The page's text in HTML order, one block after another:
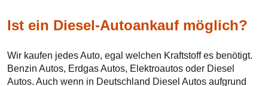
Ist ein Diesel-Autoankauf möglich?
Wir kaufen jedes Auto, egal welchen Kraftstoff es benötigt.
Benzin Autos, Erdgas Autos, Elektroautos oder Diesel
Autos. Auch wenn in Deutschland Diesel Autos aufgrund